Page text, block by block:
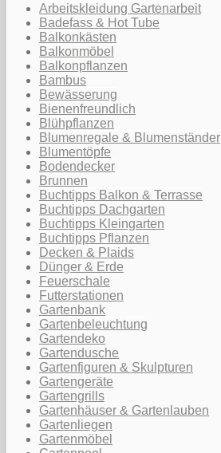
Arbeitskleidung Gartenarbeit
Badefass & Hot Tube
Balkonkästen
Balkonmöbel
Balkonpflanzen
Bambus
Bewässerung
Bienenfreundlich
Blühpflanzen
Blumenregale & Blumenständer
Blumentöpfe
Bodendecker
Brunnen
Buchtipps Balkon & Terrasse
Buchtipps Dachgarten
Buchtipps Kleingarten
Buchtipps Pflanzen
Decken & Plaids
Dünger & Erde
Feuerschale
Futterstationen
Gartenbank
Gartenbeleuchtung
Gartendeko
Gartendusche
Gartenfiguren & Skulpturen
Gartengeräte
Gartengrills
Gartenhäuser & Gartenlauben
Gartenliegen
Gartenmöbel